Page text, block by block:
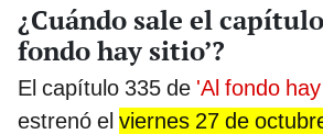
¿Cuándo sale el
fondo hay sitio’?
El capítulo 335 de 'Al fondo
estrenó el viernes 27 de